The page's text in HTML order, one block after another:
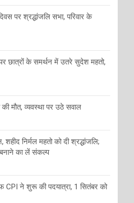
पर श्रद्धांजलि सभा, परिवार के
पर छात्रों के समर्थन में उतरे सुदेश महतो,
मौत, व्यवस्था पर उठे सवाल
निर्मल महतो को दी श्रद्धांजलि;
का लें संकल्प
CPI ने शुरू की पदयात्रा, 1 सितंबर को